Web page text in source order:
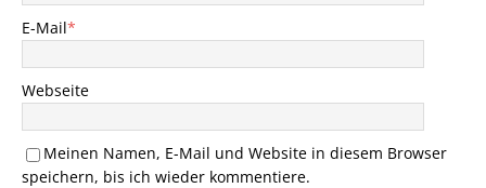
E-Mail*
Webseite
Meinen Namen, E-Mail und Website in diesem Browser
speichern, bis ich wieder kommentiere.